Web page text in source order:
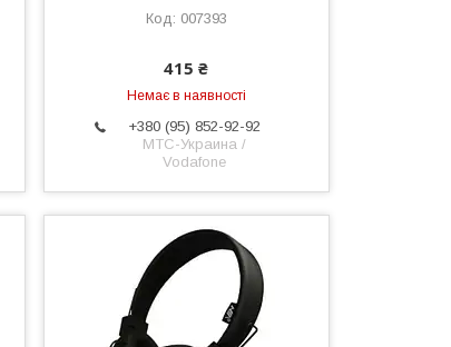
007393
415 ₴
Немає в наявності
+380 (95) 852-92-92
МТС-Украина /
Vodafone